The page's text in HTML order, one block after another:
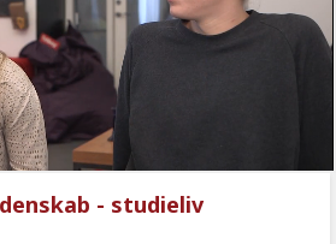
- studieliv